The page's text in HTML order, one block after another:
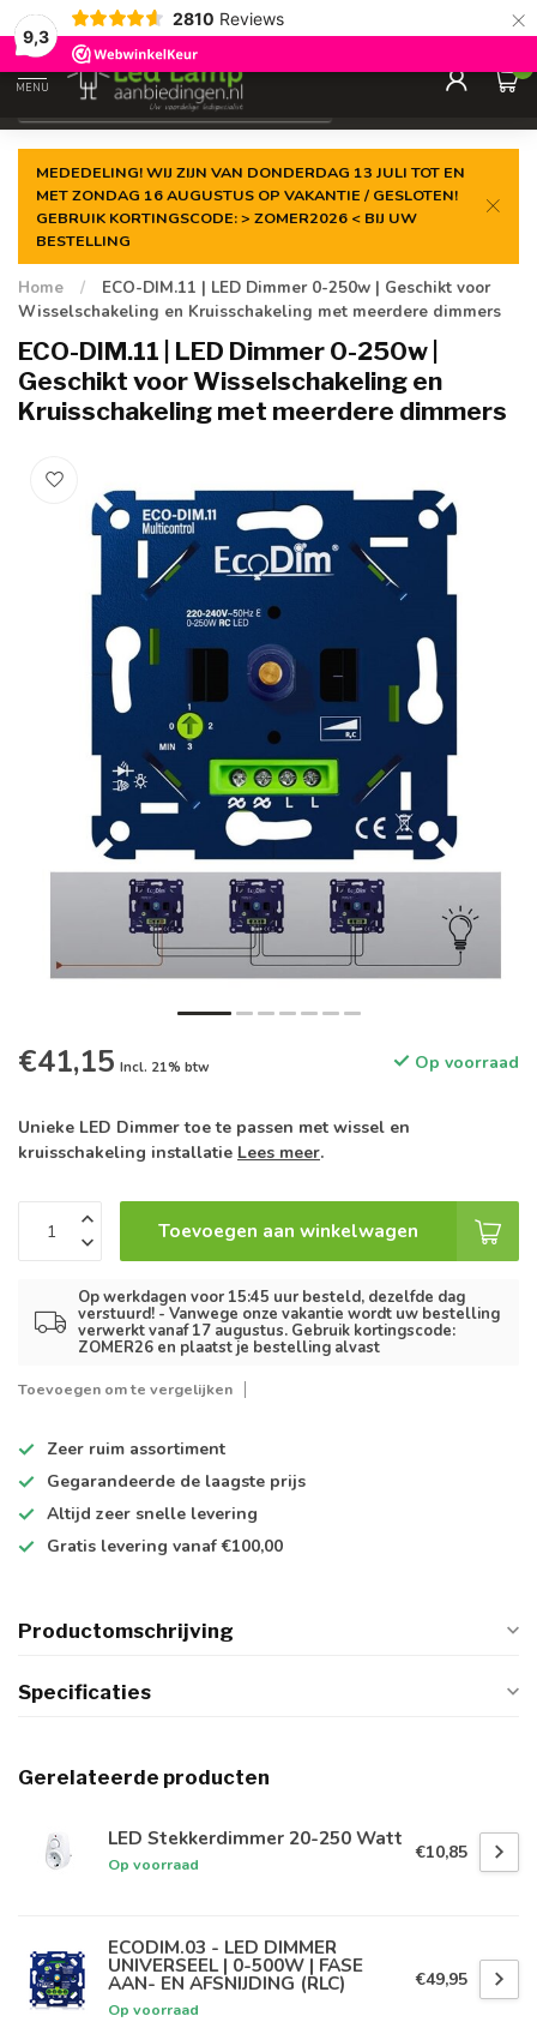
9,3
2810 Reviews ×
Gegarandeerde delaagste prijs
MENU
0
MEDEDELING! WIJ ZIJN VAN DONDERDAG 13 JULI TOT EN
MET ZONDAG 16 AUGUSTUS OP VAKANTIE / GESLOTEN!
GEBRUIK KORTINGSCODE: > ZOMER2026 < BIJ UW
BESTELLING
Home /
ECO-DIM.11 | LED Dimmer 0-250w | Geschikt voor
Wisselschakeling en Kruisschakeling met meerdere dimmers
ECO-DIM.11 | LED Dimmer 0-250w |
Geschikt voor Wisselschakeling en
Kruisschakeling met meerdere dimmers
€41,15 Incl. 21% btw Op voorraad
Unieke LED Dimmer toe te passen met wissel en
kruisschakeling installatie Lees meer.
Toevoegen aan winkelwagen
Op werkdagen voor 15:45 uur besteld, dezelfde dag
verstuurd! - Vanwege onze vakantie wordt uw bestelling
verwerkt vanaf 17 augustus. Gebruik kortingscode:
ZOMER26 en plaatst je bestelling alvast
Toevoegen om te vergelijken
Zeer ruim assortiment
Gegarandeerde de laagste prijs
Altijd zeer snelle levering
Gratis levering vanaf €100,00
Productomschrijving
Specificaties
Gerelateerde producten
LED Stekkerdimmer 20-250 Watt
Op voorraad
€10,85
ECODIM.03 - LED DIMMER
UNIVERSEEL | 0-500W | FASE
AAN- EN AFSNIJDING (RLC)
Op voorraad
€49,95